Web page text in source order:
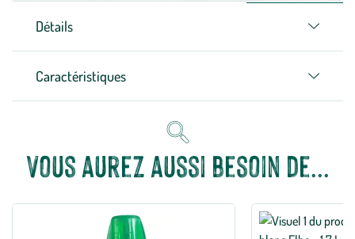
Détails
Caractéristiques
Vous aurez aussi besoin de...